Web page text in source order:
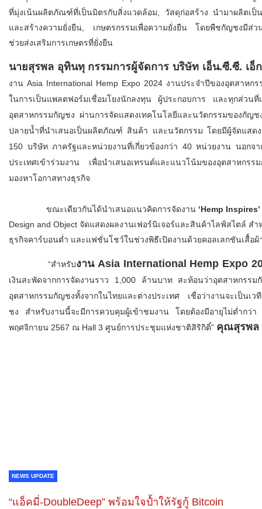
ที่มุ่งเน้นผลิตภัณฑ์ที่เป็นมิตรกับสิ่งแวดล้อม, วัสดุก่อสร้าง นำมาผลิตเ
และสร้างความยั่งยืน, เกษตรกรรมเพื่อความยั่งยืน โดยพืชกัญชงมีส่ว
ช่วยส่งเสริมการเกษตรที่ยั่งยืน
นายสุรพล อุทินทุ กรรมการผู้จัดการ บริษัท เอ็น.ซี.ซี. เ
งาน Asia International Hemp Expo 2024 งานประจำปีของอุตสาห
ในการเป็นแพลตฟอร์มเชื่อมโยงนักลงทุน ผู้ประกอบการ และทุกส่วน
อุตสาหกรรมกัญชง ผ่านการจัดแสดงเทคโนโลยีและนวัตกรรมของกั
ปลายน้ำที่นำเสนอเป็นผลิตภัณฑ์ สินค้า และนวัตกรรม โดยมีผู้จัดแสดง
150 บริษัท ภาครัฐและหน่วยงานที่เกี่ยวข้องกว่า 40 หน่วยงาน นอกจ
ประเทศเข้าร่วมงาน เพื่อนำเสนอเทรนด์และแนวโน้มของอุตสาหกร
มองหาโอกาสทางธุรกิจ
ขณะเดียวกันได้นำเสนอแนวคิดการจัดงาน ‘Hemp Inspires’
Design and Object จัดแสดงผลงานเฟอร์นิเจอร์และสินค้าไลฟ์สไตล์
ธุรกิจคาร์บอนต่ำ และแฟชั่นโชว์ในช่วงพิธีเปิดงานด้วยคอลเลกชันเสื้อ
“สำหรับงาน Asia International Hemp Expo
เงินสะพัดจากการจัดงานราว 1,000 ล้านบาท สะท้อนว่าอุตสาหกรร
อุตสาหกรรมกัญชงทั้งจากในไทยและต่างประเทศ เชื่อว่างานจะเป็นเ
ชง สำหรับงานนี้จะมีการควบคุมผู้เข้าชมงาน โดยต้องมีอายุไม่ต่ำก
พฤศจิกายน 2567 ณ Hall 3 ศูนย์การประชุมแห่งชาติสิริกิติ์” คุณสุรพล
NEWS UPDATE
“แอ็คมี่-DoubleDeep” พร้อมใจป้ำให้รัฐกู้ Bitcoin